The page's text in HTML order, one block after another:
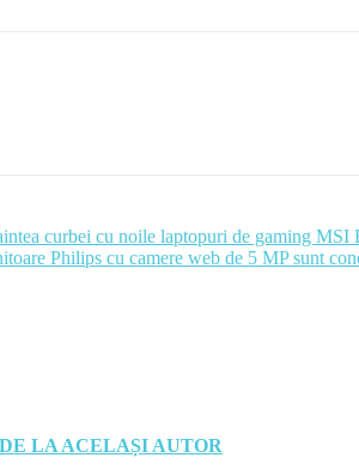
curbei cu noile laptopuri de gaming MSI
Philips cu camere web de 5 MP sunt
DE LA ACELAȘI AUTOR